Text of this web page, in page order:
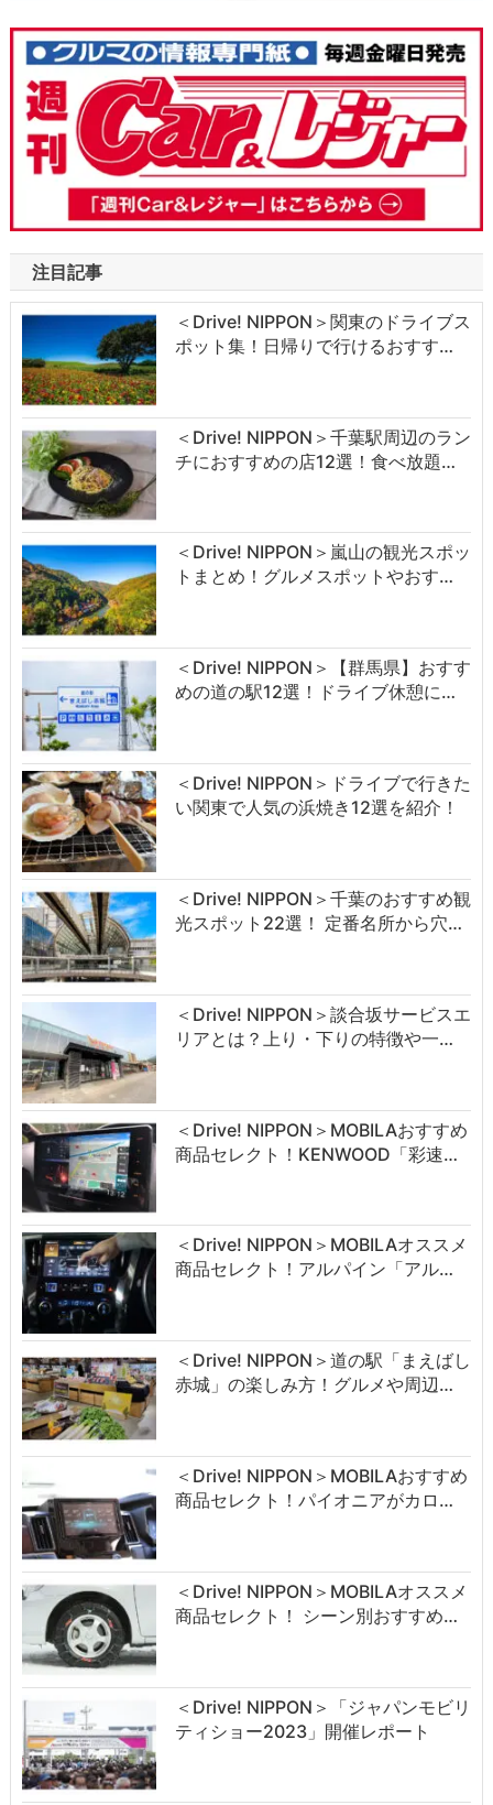
注目記事
＜Drive! NIPPON＞関東のドライブス
ポット集！日帰りで行けるおすす…
＜Drive! NIPPON＞千葉駅周辺のラン
チにおすすめの店12選！食べ放題…
＜Drive! NIPPON＞嵐山の観光スポッ
トまとめ！グルメスポットやおす…
＜Drive! NIPPON＞【群馬県】おすす
めの道の駅12選！ドライブ休憩に…
＜Drive! NIPPON＞ドライブで行きた
い関東で人気の浜焼き12選を紹介！
＜Drive! NIPPON＞千葉のおすすめ観
光スポット22選！ 定番名所から穴…
＜Drive! NIPPON＞談合坂サービスエ
リアとは？上り・下りの特徴や一…
＜Drive! NIPPON＞MOBILAおすすめ
商品セレクト！KENWOOD「彩速…
＜Drive! NIPPON＞MOBILAオススメ
商品セレクト！アルパイン「アル…
＜Drive! NIPPON＞道の駅「まえばし
赤城」の楽しみ方！グルメや周辺…
＜Drive! NIPPON＞MOBILAおすすめ
商品セレクト！パイオニアがカロ…
＜Drive! NIPPON＞MOBILAオススメ
商品セレクト！ シーン別おすすめ…
＜Drive! NIPPON＞「ジャパンモビリ
ティショー2023」開催レポート